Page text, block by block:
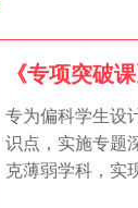
《专项突破课
专为偏科学生设
识点，实施专题
克薄弱学科，实